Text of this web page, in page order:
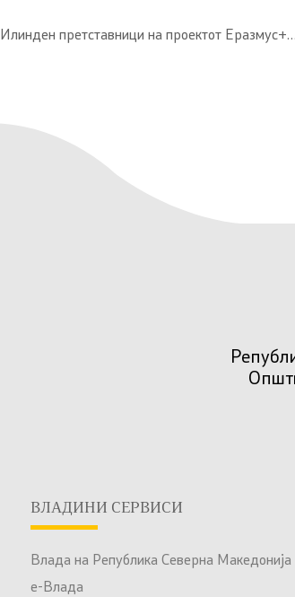
На прием кај градоначалникот на Општина Илинден претставници на проектот Еразмус+ од Шпанија
ВЛАДИНИ СЕРВИСИ
Влада на Република Северна Македонија
е-Влада